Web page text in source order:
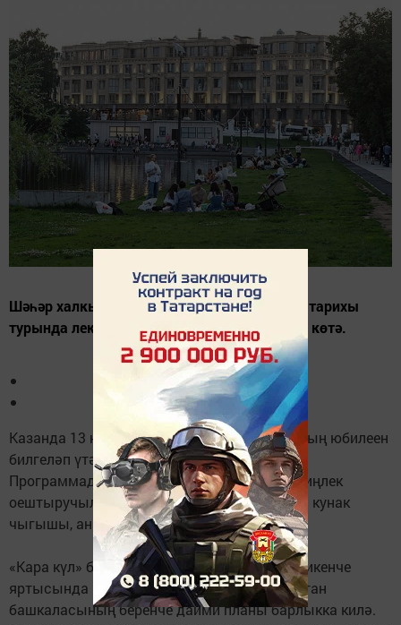
Шәһәр халкын һәм кунакларын территория тарихы
турында лекция һәм махсус кунак чыгышы көтә.
Казанда 13 нче июльдә «Черек күл» паркының юбилеен
билгеләп үтәчәкләр, аңа быел 245 ел тула.
Программада: тарихи лекция, иҗтимагый киңлек
оештыручыларыннан акцияләр һәм махсус кунак
чыгышы, аның исеме соңрак ачыкланачак.
«Кара күл» беренче тапкыр XVIII гасырның икенче
яртысында искә алына, ул вакытта Татарстан
башкаласының беренче даими планы барлыкка килә.